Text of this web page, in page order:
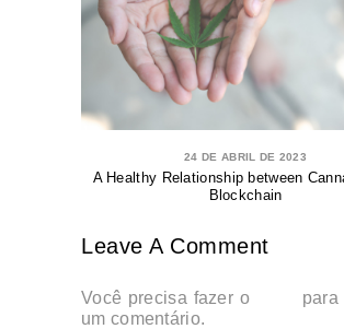
24 DE ABRIL DE 2023
A Healthy Relationship between
Blockchain
Leave A Comment
Você precisa fazer o
para
um comentário.